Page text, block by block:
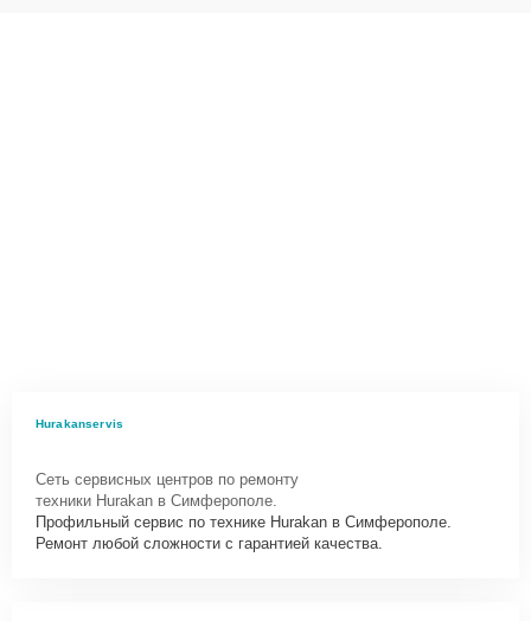
Hurakanservis
Сеть сервисных центров по ремонту
техники Hurakan в Симферополе.
Профильный сервис по технике Hurakan в Симферополе.
Ремонт любой сложности с гарантией качества.